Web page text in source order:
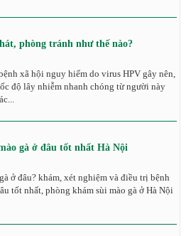
phòng tránh như thế nào?
xã hội nguy hiểm do virus HPV gây nên,
độ lây nhiễm nhanh chóng từ người này
gà ở đâu tốt nhất Hà Nội
ở đâu? khám, xét nghiệm và điều trị bệnh
tốt nhất, phòng khám sùi mào gà ở Hà Nội